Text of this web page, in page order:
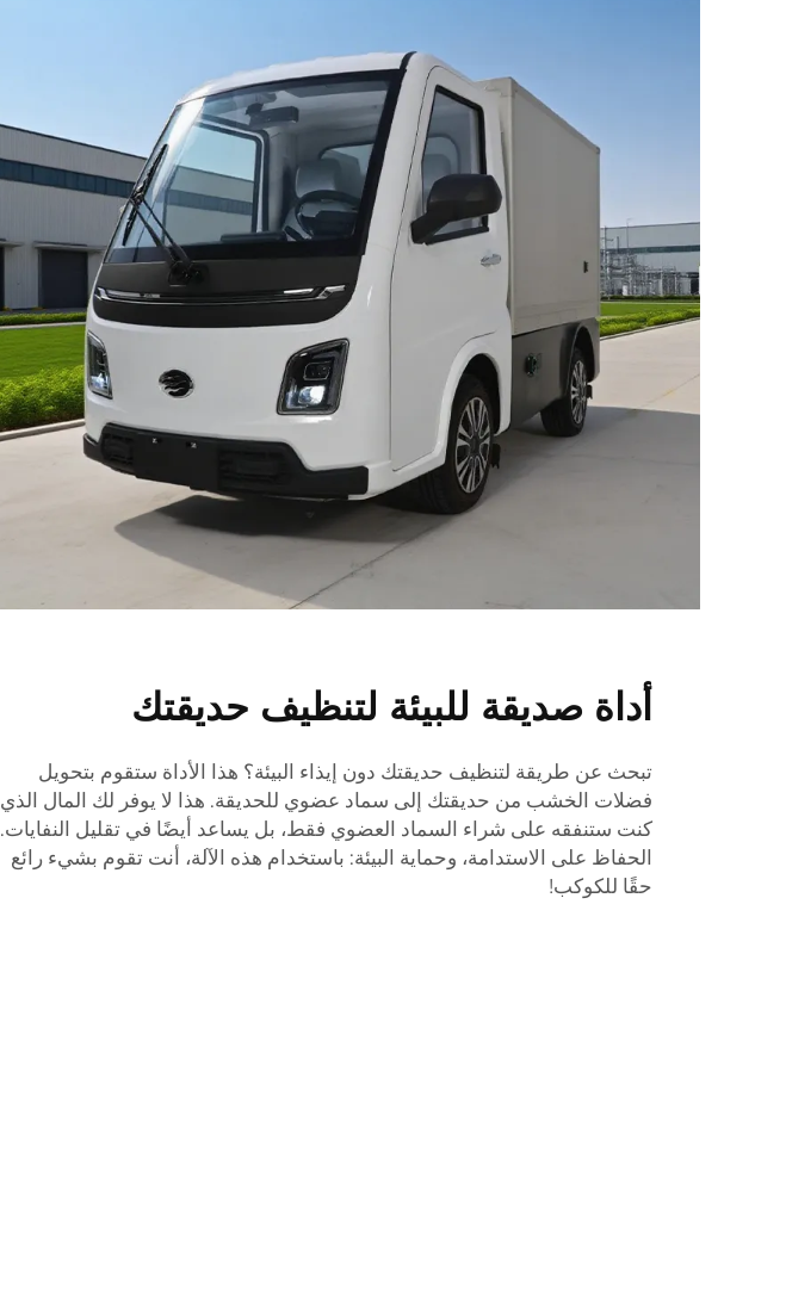
أداة صديقة للبيئة لتنظيف حديقتك
تبحث عن طريقة لتنظيف حديقتك دون إيذاء البيئة؟ هذا الأداة ستقوم بتحويل
فضلات الخشب من حديقتك إلى سماد عضوي للحديقة. هذا لا يوفر لك المال الذي
كنت ستنفقه على شراء السماد العضوي فقط، بل يساعد أيضًا في تقليل النفايات.
الحفاظ على الاستدامة، وحماية البيئة: باستخدام هذه الآلة، أنت تقوم بشيء رائع
حقًا للكوكب!